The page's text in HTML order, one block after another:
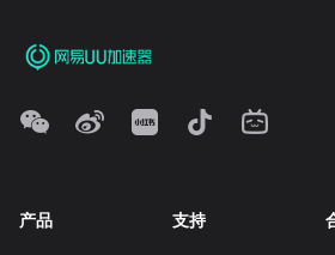
产品 支持